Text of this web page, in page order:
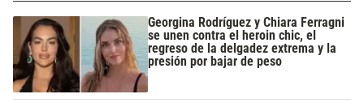
Georgina Rodríguez y Chiara Ferragni
se unen contra el heroin chic, el
regreso de la delgadez extrema y la
presión por bajar de peso